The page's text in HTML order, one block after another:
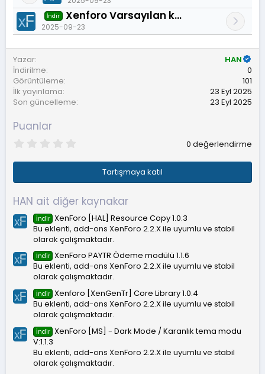
İndir Xenforo Varsayılan kullanıcı afiş sistemi 2.0.0
2025-09-23
Yazar
HAN
İndirilme
0
Görüntüleme
101
İlk yayınlama
23 Eyl 2025
Son güncelleme
23 Eyl 2025
Puanlar
0
ı
l
d
ı
z
0 değerlendirme
Tartışmaya katıl
HAN ait diğer kaynakar
İndir XenForo [HAL] Resource Copy 1.0.3
Bu eklenti, add-ons XenForo 2.2.X ile uyumlu ve stabil
olarak çalışmaktadır.
İndir XenForo PAYTR Ödeme modülü 1.1.6
Bu eklenti, add-ons XenForo 2.2.X ile uyumlu ve stabil
olarak çalışmaktadır.
İndir Xenforo [XenGenTr] Core Library 1.0.4
Bu eklenti, add-ons XenForo 2.2.X ile uyumlu ve stabil
olarak çalışmaktadır.
İndir XenForo [MS] - Dark Mode / Karanlık tema modu
V:1.1.3
Bu eklenti, add-ons XenForo 2.2.X ile uyumlu ve stabil
olarak çalışmaktadır.